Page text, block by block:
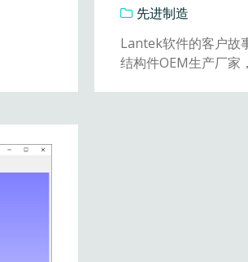
先进制造
Lantek软件的客户故
结构件OEM生产厂家